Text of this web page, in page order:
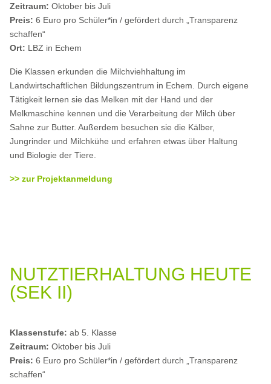
Zeitraum: Oktober bis Juli
Preis: 6 Euro pro Schüler*in / gefördert durch „Transparenz
schaffen“
Ort: LBZ in Echem
Die Klassen erkunden die Milchviehhaltung im
Landwirtschaftlichen Bildungszentrum in Echem. Durch eigene
Tätigkeit lernen sie das Melken mit der Hand und der
Melkmaschine kennen und die Verarbeitung der Milch über
Sahne zur Butter. Außerdem besuchen sie die Kälber,
Jungrinder und Milchkühe und erfahren etwas über Haltung
und Biologie der Tiere.
>> zur Projektanmeldung
NUTZTIERHALTUNG HEUTE
(SEK II)
Klassenstufe:ab 5. Klasse
Zeitraum:Oktober bis Juli
Preis: 6 Euro pro Schüler*in / gefördert durch „Transparenz
schaffen“